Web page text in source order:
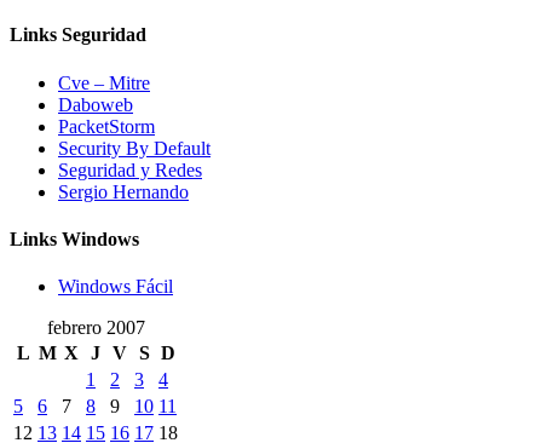
Links Seguridad
Cve – Mitre
Daboweb
PacketStorm
Security By Default
Seguridad y Redes
Sergio Hernando
Links Windows
Windows Fácil
febrero 2007
L M X J V S D
1
2 3
4
5
6 7 8 9 10 11
12 13 14 15 16 17 18